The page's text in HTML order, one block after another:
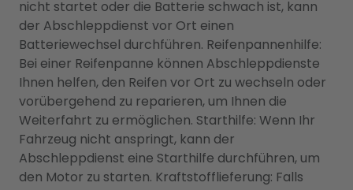
nicht startet oder die Batterie schwach ist, kann
der Abschleppdienst vor Ort einen
Batteriewechsel durchführen. Reifenpannenhilfe:
Bei einer Reifenpanne können Abschleppdienste
Ihnen helfen, den Reifen vor Ort zu wechseln oder
vorübergehend zu reparieren, um Ihnen die
Weiterfahrt zu ermöglichen. Starthilfe: Wenn Ihr
Fahrzeug nicht anspringt, kann der
Abschleppdienst eine Starthilfe durchführen, um
den Motor zu starten. Kraftstofflieferung: Falls